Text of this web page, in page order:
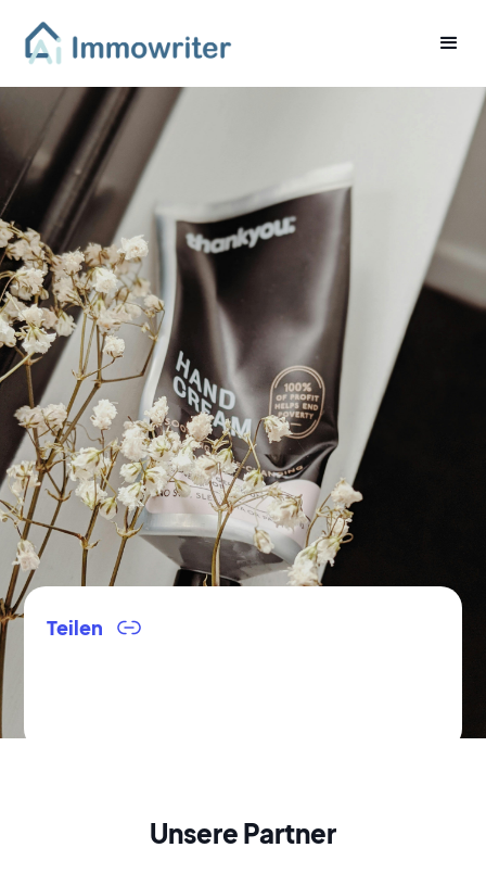
Entwicklung
Teilen
Unsere Partner